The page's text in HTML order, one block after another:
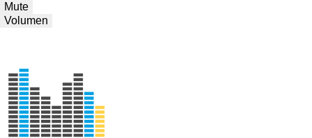
Mute
Volumen